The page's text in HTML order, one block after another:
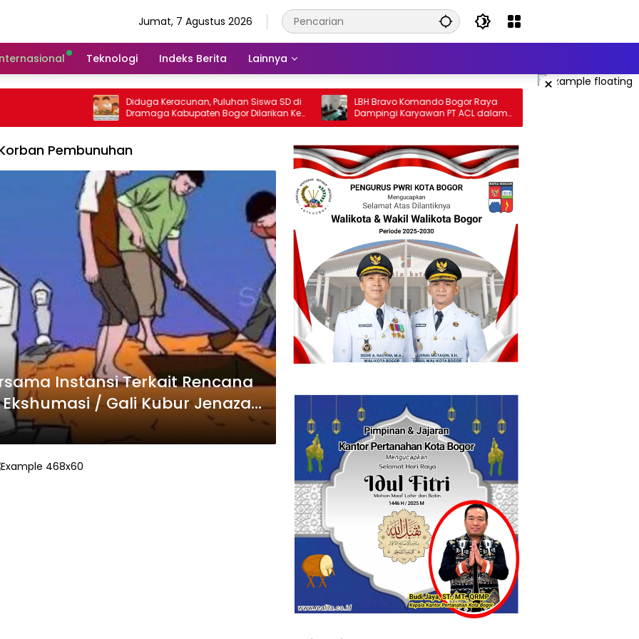
Jumat, 7 Agustus 2026
Teknologi Indeks Berita Lainnya
×
Diduga Keracunan, Puluhan Siswa SD di
Dramaga Kabupaten Bogor Dilarikan Ke
Puskesmas
LBH Bravo Komando Bogor Raya
Dampingi Karyawan PT ACL dalam
Sengketa PHK di Disnaker Kabupaten
Penerangan Jalan Bangil –
Rasakan Masyarakat.
Pembunuhan
Instansi Terkait Rencana
/ Gali Kubur Jenazah